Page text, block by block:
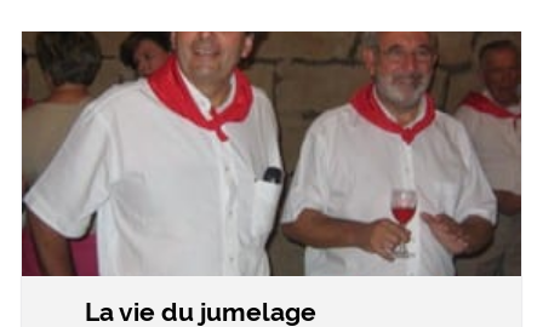
La vie du jumelage